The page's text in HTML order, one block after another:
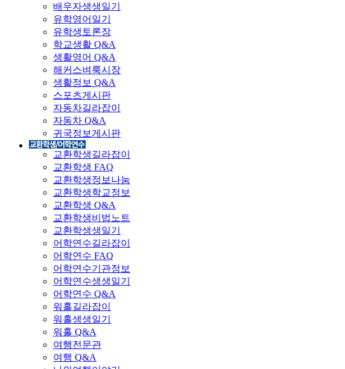
배우자생생일기
유학영어일기
유학생토론장
학교생활 Q&A
생활영어 Q&A
해커스벼룩시장
생활정보 Q&A
스포츠게시판
자동차길라잡이
자동차 Q&A
귀국정보게시판
교환학생길라잡이
교환학생 FAQ
교환학생정보나눔
교환학생학교정보
교환학생 Q&A
교환학생비법노트
교환학생생일기
어학연수길라잡이
어학연수 FAQ
어학연수기관정보
어학연수생생일기
어학연수 Q&A
워홀길라잡이
워홀생생일기
워홀 Q&A
여행전문관
여행 Q&A